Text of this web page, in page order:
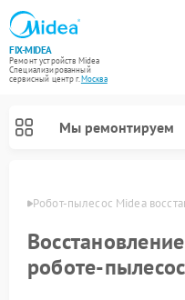
FIX-MIDEA
Ремонт устройств Midea
Специализированный
cервисный центр г.Москва
Мы ремонтируем
Робот-пылесос Midea
роботе-